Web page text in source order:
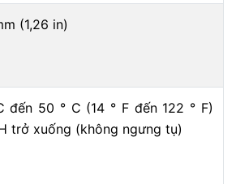
(1,26 in)
đến 50 ° C (14 ° F đến 122 ° F)
trở xuống (không ngưng tụ)